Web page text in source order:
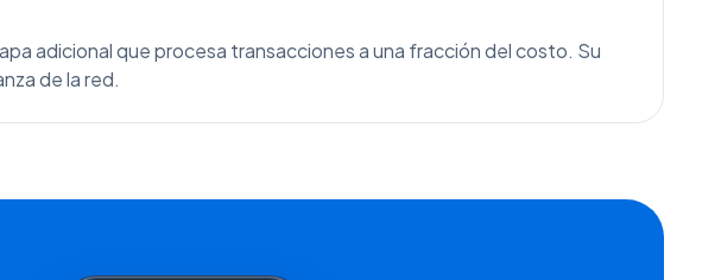
adicional que procesa transacciones a una fracción del costo. Su
de la red.